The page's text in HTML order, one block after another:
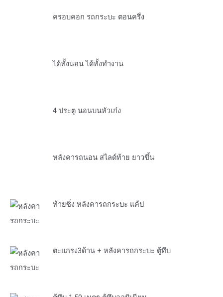
ครอบคอก รถกระบะ ตอนครึ่ง
ได้ทั้งนอน ได้ทั้งทำงาน
4 ประตู นอนบนหัวเก๋ง
หลังคารถนอน สไลด์ท้าย ยาวขึ้น
ท้ายซิ่ง หลังคารถกระบะ แค้ป
ตะแกรง3ด้าน + หลังคารถกระบะ ตู้ทึบ